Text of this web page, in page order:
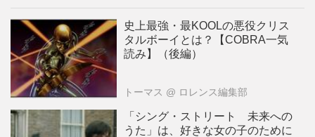
史上最強・最KOOLの悪役クリス
タルボーイとは？【COBRA一気
読み】（後編）
トーマス @ ロレンス編集部
「シング・ストリート 未来への
うた」は、好きな女の子のために